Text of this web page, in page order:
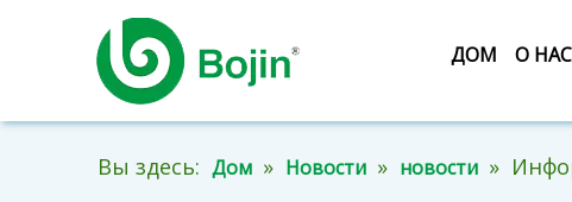
ДОМ О НАС
Вы здесь: Дом » Новости » новости »